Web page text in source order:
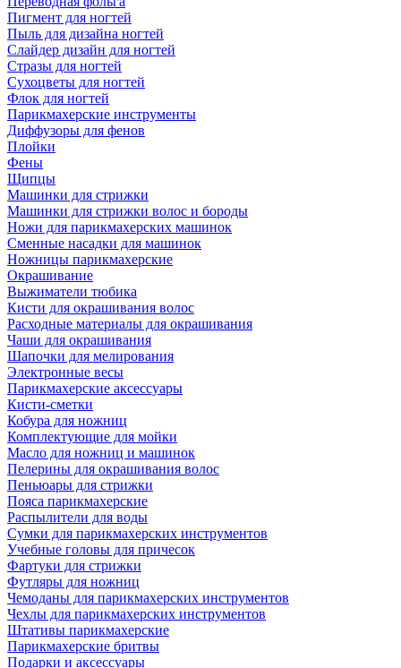
Пигмент для ногтей
Пыль для дизайна ногтей
Слайдер дизайн для ногтей
Стразы для ногтей
Сухоцветы для ногтей
Флок для ногтей
Парикмахерские инструменты
Диффузоры для фенов
Плойки
Фены
Щипцы
Машинки для стрижки
Машинки для стрижки волос и бороды
Ножи для парикмахерских машинок
Сменные насадки для машинок
Ножницы парикмахерские
Окрашивание
Выжиматели тюбика
Кисти для окрашивания волос
Расходные материалы для окрашивания
Чаши для окрашивания
Шапочки для мелирования
Электронные весы
Парикмахерские аксессуары
Кисти-сметки
Кобура для ножниц
Комплектующие для мойки
Масло для ножниц и машинок
Пелерины для окрашивания волос
Пеньюары для стрижки
Пояса парикмахерские
Распылители для воды
Сумки для парикмахерских инструментов
Учебные головы для причесок
Фартуки для стрижки
Футляры для ножниц
Чемоданы для парикмахерских инструментов
Чехлы для парикмахерских инструментов
Штативы парикмахерские
Парикмахерские бритвы
Подарки и аксессуары